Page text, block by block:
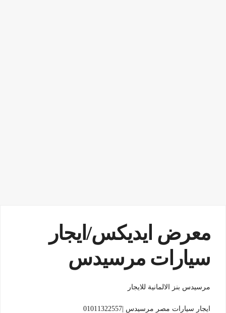
معرض ايديكس/ايجار
سيارات مرسيدس
مرسيدس بنز الالمانية للايجار
ايجار سيارات مصر مرسيدس |01011322557